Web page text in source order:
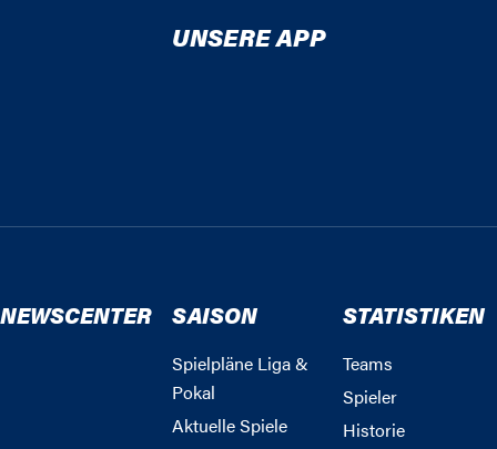
UNSERE APP
NEWSCENTER SAISON
Spielpläne Liga &
Pokal
Aktuelle Spiele
STATISTIKEN
Teams
Spieler
Historie